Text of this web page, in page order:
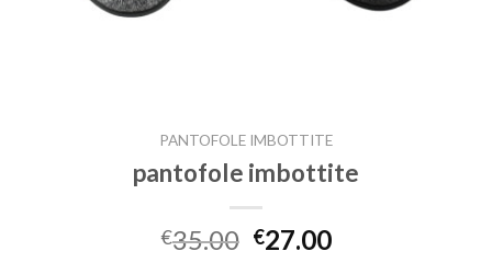
PANTOFOLE IMBOTTITE
pantofole imbottite
€35.00 €27.00